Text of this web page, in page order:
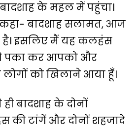
बादशाह के महल में पहुंचा।
बादशाह सलामत, आज
इसलिए मैं यह कलहंस
पका कर आपको और
को खिलाने आया हूँ।
बादशाह के दोनों
की टांगें और दोनों शहजादे